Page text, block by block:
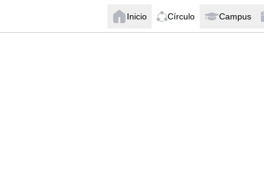
Inicio Círculo Campus